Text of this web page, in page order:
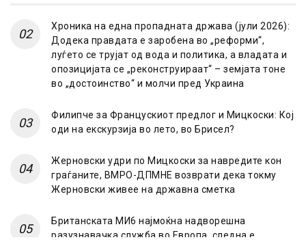
Хроника на една пропадната држава (јули 2026):
Додека правдата е заробена во „реформи“,
луѓето се трујат од вода и политика, а владата и
опозицијата се „реконструираат“ – земјата тоне
во „достоинство“ и молчи пред Украина
Филипче за Францускиот предлог и Мицкоски: Кој
оди на екскурзија во лето, во Брисел?
Жерновски удри по Мицкоски за навредите кон
граѓаните, ВМРО-ДПМНЕ возврати дека токму
Жерновски живее на државна сметка
Британската МИ6 најмоќна надворешна
разузнавачка служба во Европа, следна е